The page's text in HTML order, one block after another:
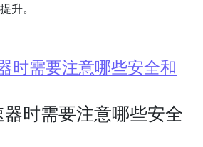
升。
时需要注意哪些安全和
时需要注意哪些安全